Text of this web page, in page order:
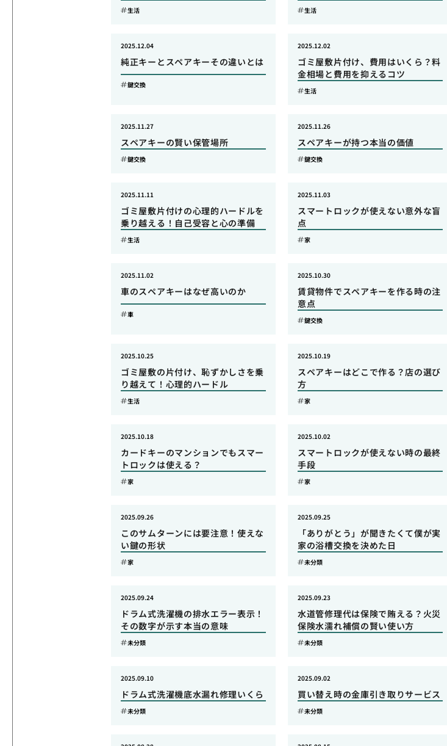
生活 生活
純正キーとスペアキーその違いとは
2025.12.04
鍵交換
ゴミ屋敷片付け、費用はいくら？料
金相場と費用を抑えるコツ
2025.12.02
生活
スペアキーの賢い保管場所
2025.11.27
鍵交換
スペアキーが持つ本当の価値
2025.11.26
鍵交換
ゴミ屋敷片付けの心理的ハードルを
乗り越える！自己受容と心の準備
2025.11.11
生活
スマートロックが使えない意外な盲
点
2025.11.03
家
車のスペアキーはなぜ高いのか
2025.11.02
車
賃貸物件でスペアキーを作る時の注
意点
2025.10.30
鍵交換
ゴミ屋敷の片付け、恥ずかしさを乗
り越えて！心理的ハードル
2025.10.25
生活
スペアキーはどこで作る？店の選び
方
2025.10.19
家
カードキーのマンションでもスマー
トロックは使える？
2025.10.18
家
スマートロックが使えない時の最終
手段
2025.10.02
家
このサムターンには要注意！使えな
い鍵の形状
2025.09.26
家
「ありがとう」が聞きたくて僕が実
家の浴槽交換を決めた日
2025.09.25
未分類
ドラム式洗濯機の排水エラー表示！
その数字が示す本当の意味
2025.09.24
未分類
水道管修理代は保険で賄える？火災
保険水濡れ補償の賢い使い方
2025.09.23
未分類
ドラム式洗濯機底水漏れ修理いくら
2025.09.10
未分類
買い替え時の金庫引き取りサービス
2025.09.02
未分類